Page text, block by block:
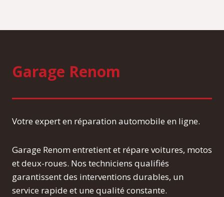
Garage Renom
Votre expert en réparation automobile en ligne.
Garage Renom entretient et répare voitures, motos
et deux-roues. Nos techniciens qualifiés
garantissent des interventions durables, un
service rapide et une qualité constante.